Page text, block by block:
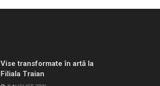
Vise transformate în artă la
Filiala Traian